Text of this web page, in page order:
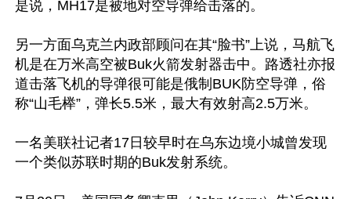
是说，MH17是被地对空导弹给击落的。
另一方面乌克兰内政部顾问在其“脸书”上说，马航飞
机是在万米高空被Buk火箭发射器击中。路透社亦报
道击落飞机的导弹很可能是俄制BUK防空导弹，俗
称“山毛榉”，弹长5.5米，最大有效射高2.5万米。
一名美联社记者17日较早时在乌东边境小城曾发现
一个类似苏联时期的Buk发射系统。